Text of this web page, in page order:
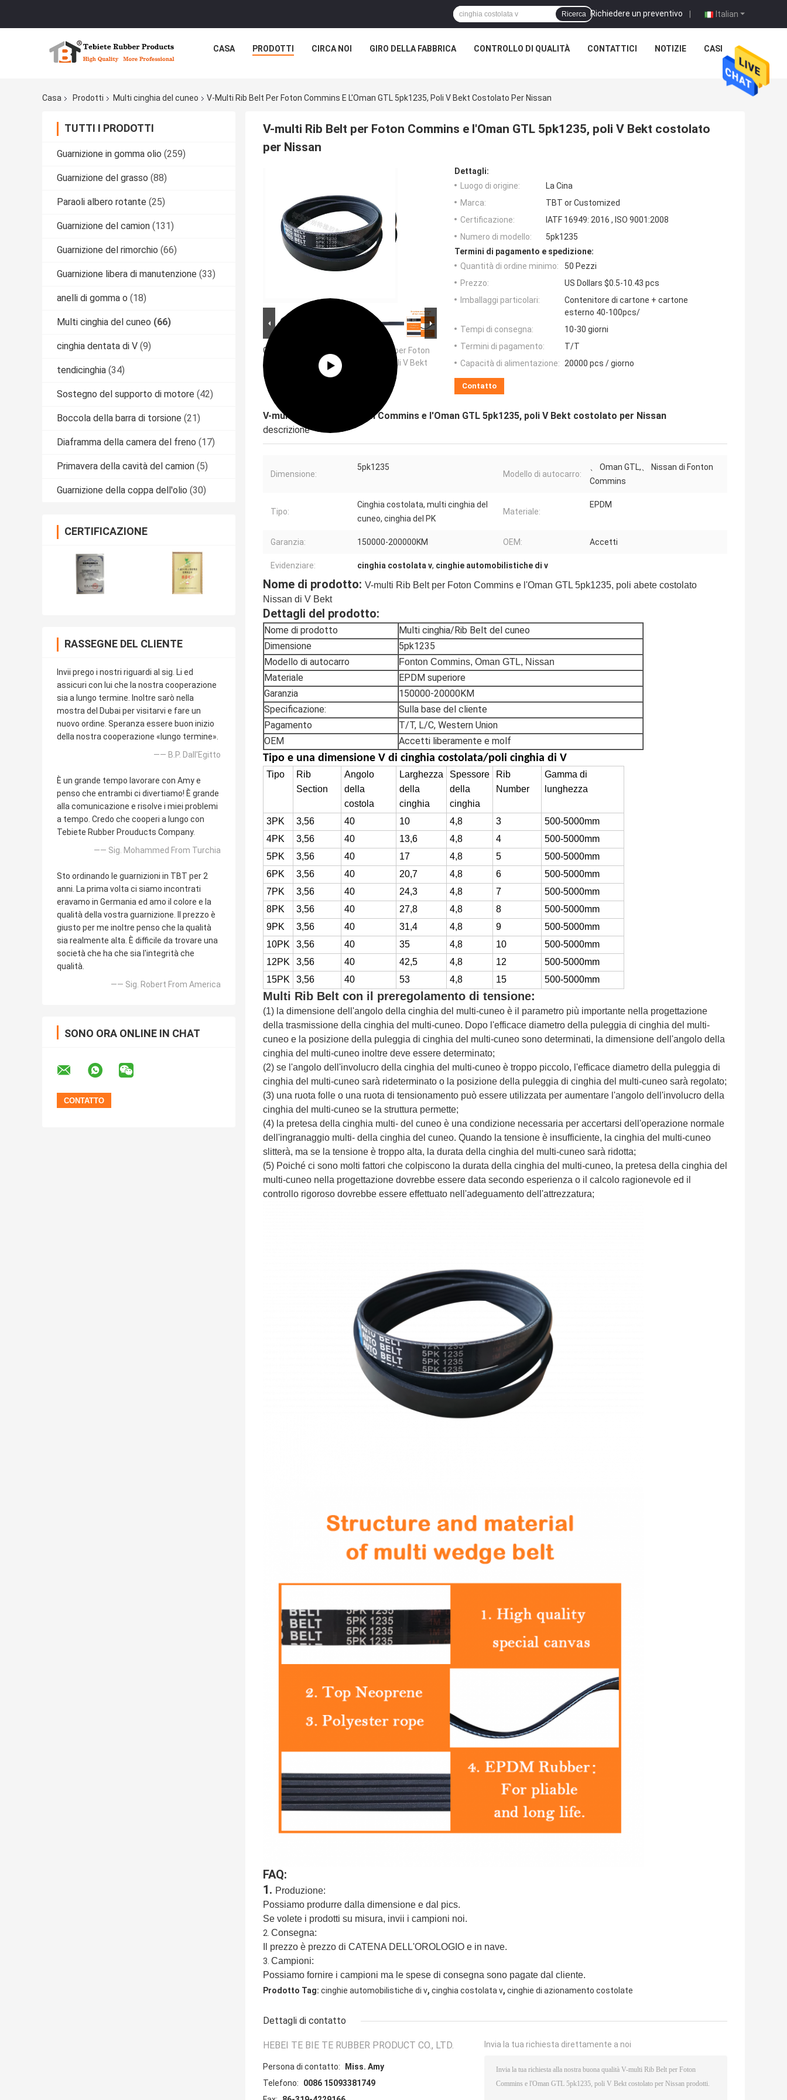
Italian
Richiedere un preventivo |
Ricerca
CASA PRODOTTI CIRCA NOI GIRO DELLA FABBRICA CONTROLLO DI QUALITÀ CONTATTICI NOTIZIE CASI
Casa Prodotti Multi cinghia del cuneo V-Multi Rib Belt Per Foton Commins E L'Oman GTL 5pk1235, Poli V Bekt Costolato Per Nissan
TUTTI I PRODOTTI
Guarnizione in gomma olio (259)
Guarnizione del grasso (88)
Paraoli albero rotante (25)
Guarnizione del camion (131)
Guarnizione del rimorchio (66)
Guarnizione libera di manutenzione (33)
anelli di gomma o (18)
Multi cinghia del cuneo (66)
cinghia dentata di V (9)
tendicinghia (34)
Sostegno del supporto di motore (42)
Boccola della barra di torsione (21)
Diaframma della camera del freno (17)
Primavera della cavità del camion (5)
Guarnizione della coppa dell'olio (30)
CERTIFICAZIONE
RASSEGNE DEL CLIENTE
Invii prego i nostri riguardi al sig. Li ed
assicuri con lui che la nostra cooperazione
sia a lungo termine. Inoltre sarò nella
mostra del Dubai per visitarvi e fare un
nuovo ordine. Speranza essere buon inizio
della nostra cooperazione «lungo termine».
—— B.P. Dall'Egitto
È un grande tempo lavorare con Amy e
penso che entrambi ci divertiamo! È grande
alla comunicazione e risolve i miei problemi
a tempo. Credo che cooperi a lungo con
Tebiete Rubber Prouducts Company.
—— Sig. Mohammed From Turchia
Sto ordinando le guarnizioni in TBT per 2
anni. La prima volta ci siamo incontrati
eravamo in Germania ed amo il colore e la
qualità della vostra guarnizione. Il prezzo è
giusto per me inoltre penso che la qualità
sia realmente alta. È difficile da trovare una
società che ha che sia l'integrità che
qualità.
—— Sig. Robert From America
SONO ORA ONLINE IN CHAT
V-multi Rib Belt per Foton Commins e l'Oman GTL 5pk1235, poli V Bekt costolato
per Nissan
Grande immagine :
V-multi Rib Belt per Foton
Commins e l'Oman GTL 5pk1235, poli V Bekt
costolato per Nissan
Dettagli:
Luogo di origine:
La Cina
Marca:
TBT or Customized
Certificazione:
IATF 16949: 2016 , ISO 9001:2008
Numero di modello:
5pk1235
Termini di pagamento e spedizione:
Quantità di ordine minimo:
50 Pezzi
Prezzo:
US Dollars $0.5-10.43 pcs
Imballaggi particolari:
Contenitore di cartone + cartone
esterno 40-100pcs/
Tempi di consegna:
10-30 giorni
Termini di pagamento:
T/T
Capacità di alimentazione: 20000 pcs / giorno
Contatto
V-multi Rib Belt per Foton Commins e l'Oman GTL 5pk1235, poli V Bekt costolato per Nissan
descrizione
Dimensione:
5pk1235
Modello di autocarro:
、 Oman GTL,、 Nissan di Fonton
Commins
Tipo:
Cinghia costolata, multi cinghia del
cuneo, cinghia del PK
Materiale:
EPDM
Garanzia: 150000-200000KM OEM: Accetti
Evidenziare: cinghia costolata v, cinghie automobilistiche di v
Nome di prodotto: V-multi Rib Belt per Foton Commins e l'Oman GTL 5pk1235, poli abete costolato
Nissan di V Bekt
Dettagli del prodotto:
Nome di prodotto
Multi cinghia/Rib Belt del cuneo
Dimensione
5pk1235
Modello di autocarro
Fonton Commins, Oman GTL, Nissan
Materiale
EPDM superiore
Garanzia
150000-20000KM
Specificazione:
Sulla base del cliente
Pagamento
T/T, L/C, Western Union
OEM
Accetti liberamente e molf
Tipo e una dimensione V di cinghia costolata/poli cinghia di V
Tipo
Rib
Section
Angolo
della
costola
Larghezza
della
cinghia
Spessore
della
cinghia
Rib
Number
Gamma di
lunghezza
3PK 3,56 40 10 4,8 3
500-5000mm
4PK
3,56 40 13,6 4,8 4
500-5000mm
5PK
3,56 40 17 4,8 5
500-5000mm
6PK
3,56 40 20,7 4,8 6
500-5000mm
7PK
3,56 40 24,3 4,8 7
500-5000mm
8PK
3,56 40 27,8 4,8 8
500-5000mm
9PK
3,56 40 31,4 4,8 9
500-5000mm
10PK
3,56 40 35 4,8 10
500-5000mm
12PK
3,56 40 42,5 4,8 12
500-5000mm
15PK
3,56 40 53 4,8 15 500-5000mm
Multi Rib Belt con il preregolamento di tensione:
(1) la dimensione dell'angolo della cinghia del multi-cuneo è il parametro più importante nella progettazione
della trasmissione della cinghia del multi-cuneo. Dopo l'efficace diametro della puleggia di cinghia del multi-
cuneo e la posizione della puleggia di cinghia del multi-cuneo sono determinati, la dimensione dell'angolo della
cinghia del multi-cuneo inoltre deve essere determinato;
(2) se l'angolo dell'involucro della cinghia del multi-cuneo è troppo piccolo, l'efficace diametro della puleggia di
cinghia del multi-cuneo sarà rideterminato o la posizione della puleggia di cinghia del multi-cuneo sarà regolato;
(3) una ruota folle o una ruota di tensionamento può essere utilizzata per aumentare l'angolo dell'involucro della
cinghia del multi-cuneo se la struttura permette;
(4) la pretesa della cinghia multi- del cuneo è una condizione necessaria per accertarsi dell'operazione normale
dell'ingranaggio multi- della cinghia del cuneo. Quando la tensione è insufficiente, la cinghia del multi-cuneo
slitterà, ma se la tensione è troppo alta, la durata della cinghia del multi-cuneo sarà ridotta;
(5) Poiché ci sono molti fattori che colpiscono la durata della cinghia del multi-cuneo, la pretesa della cinghia del
multi-cuneo nella progettazione dovrebbe essere data secondo esperienza o il calcolo ragionevole ed il
controllo rigoroso dovrebbe essere effettuato nell'adeguamento dell'attrezzatura;
FAQ:
1. Produzione:
Possiamo produrre dalla dimensione e dal pics.
Se volete i prodotti su misura, invii i campioni noi.
2. Consegna:
Il prezzo è prezzo di CATENA DELL'OROLOGIO e in nave.
3. Campioni:
Possiamo fornire i campioni ma le spese di consegna sono pagate dal cliente.
Prodotto Tag: cinghie automobilistiche di v, cinghia costolata v, cinghie di azionamento costolate
Dettagli di contatto
HEBEI TE BIE TE RUBBER PRODUCT CO., LTD.
Persona di contatto:
Miss. Amy
Telefono:
0086 15093381749
Invia la tua richiesta direttamente a noi